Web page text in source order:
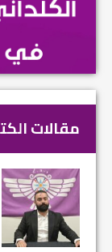
مقالات